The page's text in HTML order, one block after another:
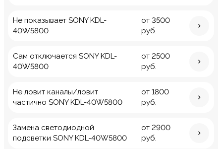
Не показывает SONY KDL-
40W5800
от 3500
руб.
Сам отключается SONY KDL-
40W5800
от 2500
руб.
Не ловит каналы/ловит
частично SONY KDL-40W5800
от 1800
руб.
Замена светодиодной
подсветки SONY KDL-40W5800
от 2900
руб.